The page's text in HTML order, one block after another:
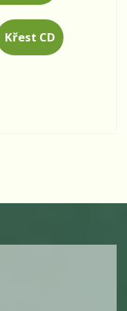
Křest CD